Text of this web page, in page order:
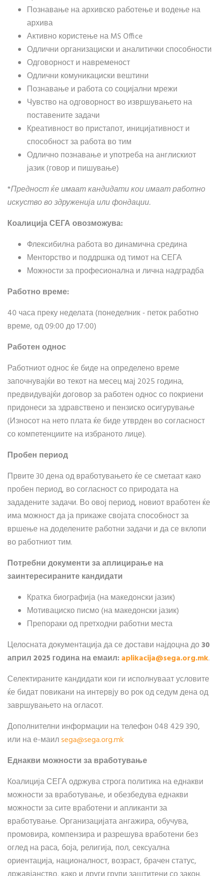
Познавање на архивско работење и водење на
архива
Активно користење на MS Office
Одлични организациски и аналитички способности
Одговорност и навременост
Одлични комуникациски вештини
Познавање и работа со социјални мрежи
Чувство на одговорност во извршувањето на
поставените задачи
Креативност во пристапот, иницијативност и
способност за работа во тим
Одлично познавање и употреба на англискиот
јазик (говор и пишување)
*Предност ќе имаат кандидати кои имаат работно
искуство во здруженија или фондации.
Коалиција СЕГА овозможува:
Флексибилна работа во динамична средина
Менторство и поддршка од тимот на СЕГА
Можности за професионална и лична надградба
Работно време:
40 часа преку неделата (понеделник - петок работно
време, од 09:00 до 17:00)
Работен однос
Работниот однос ќе биде на определено време
започнувајќи во текот на месец мај 2025 година,
предвидувајќи договор за работен однос со покриени
придонеси за здравствено и пензиско осигурување
(Износот на нето плата ќе биде утврден во согласност
со компетенциите на избраното лице).
Пробен период
Првите 30 дена од вработувањето ќе се сметаат како
пробен период, во согласност со природата на
зададените задачи. Во овој период, новиот вработен ќе
има можност да ја прикаже својата способност за
вршење на доделените работни задачи и да се вклопи
во работниот тим.
Потребни документи за аплицирање на
заинтересираните кандидати
Кратка биографија (на македонски јазик)
Мотивациско писмо (на македонски јазик)
Препораки од претходни работни места
Целосната документација да се достави најдоцна до30
април 2025 година на емаил:aplikacija​@​sega.org.mk.
Селектираните кандидати кои ги исполнуваат условите
ќе бидат повикани на интервју во рок од седум дена од
завршувањето на огласот.
Дополнителни информации на телефон 048 429 390,
или на е-маилsega​@​sega.org.mk
Еднакви можности за вработување
Коалиција СЕГА одржува строга политика на еднакви
можности за вработување, и обезбедува еднакви
можности за сите вработени и апликанти за
вработување. Организацијата ангажира, обучува,
промовира, компензира и разрешува вработени без
оглед на раса, боја, религија, пол, сексуална
ориентација, националност, возраст, брачен статус,